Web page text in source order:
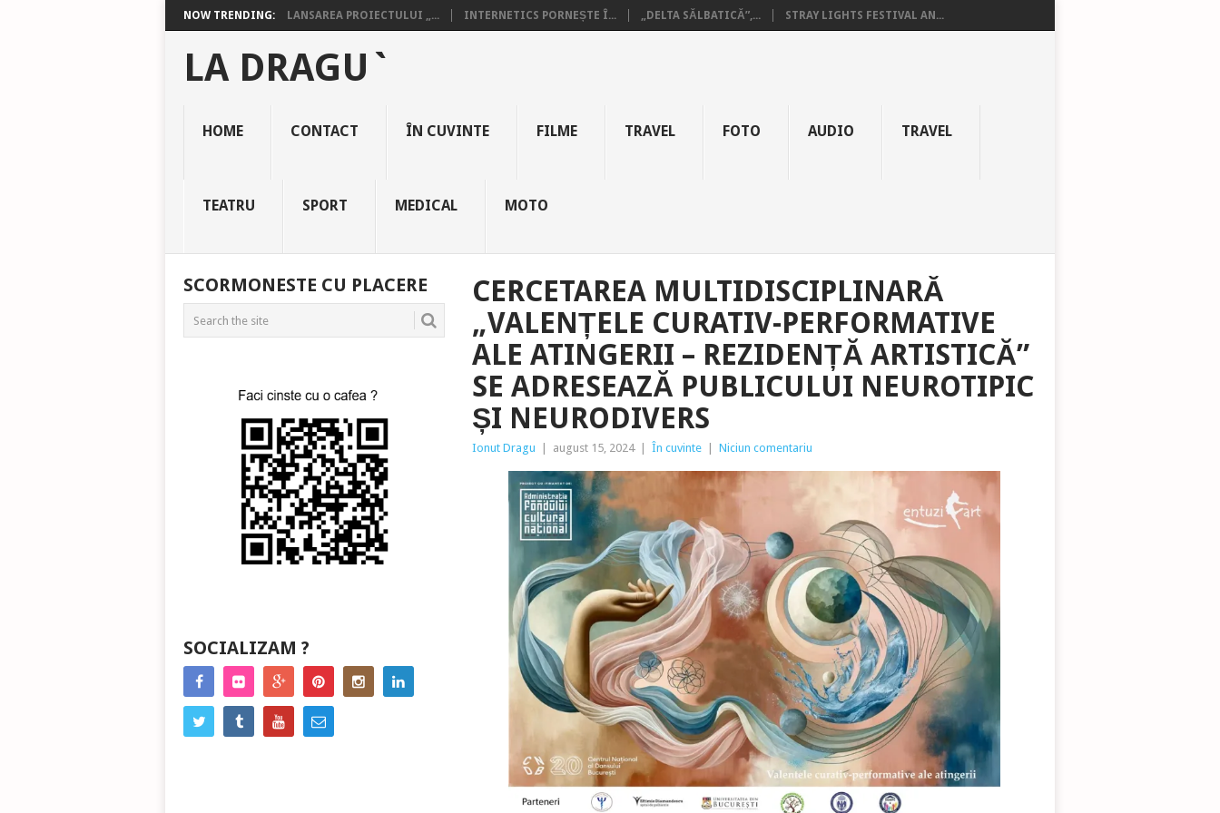
NOW TRENDING: LANSAREA PROIECTULUI „... INTERNETICS PORNEȘTE Î... „DELTA SĂLBATICĂ”,... STRAY LIGHTS FESTIVAL AN...
LA DRAGU`
HOME CONTACT ÎN CUVINTE FILME TRAVEL FOTO AUDIO TRAVEL
TEATRU SPORT MEDICAL MOTO
CERCETAREA MULTIDISCIPLINARĂ
„VALENȚELE CURATIV-PERFORMATIVE
ALE ATINGERII – REZIDENȚĂ ARTISTICĂ”
SE ADRESEAZĂ PUBLICULUI NEUROTIPIC
ȘI NEURODIVERS
Ionut Dragu august 15, 2024 În cuvinte Niciun comentariu
SCORMONESTE CU PLACERE
SOCIALIZAM ?